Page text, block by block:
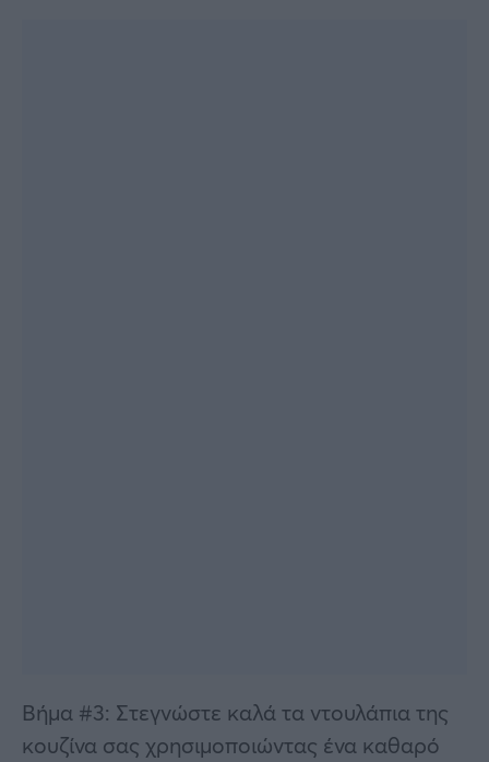
Βήμα #3: Στεγνώστε καλά τα ντουλάπια της
κουζίνα σας χρησιμοποιώντας ένα καθαρό